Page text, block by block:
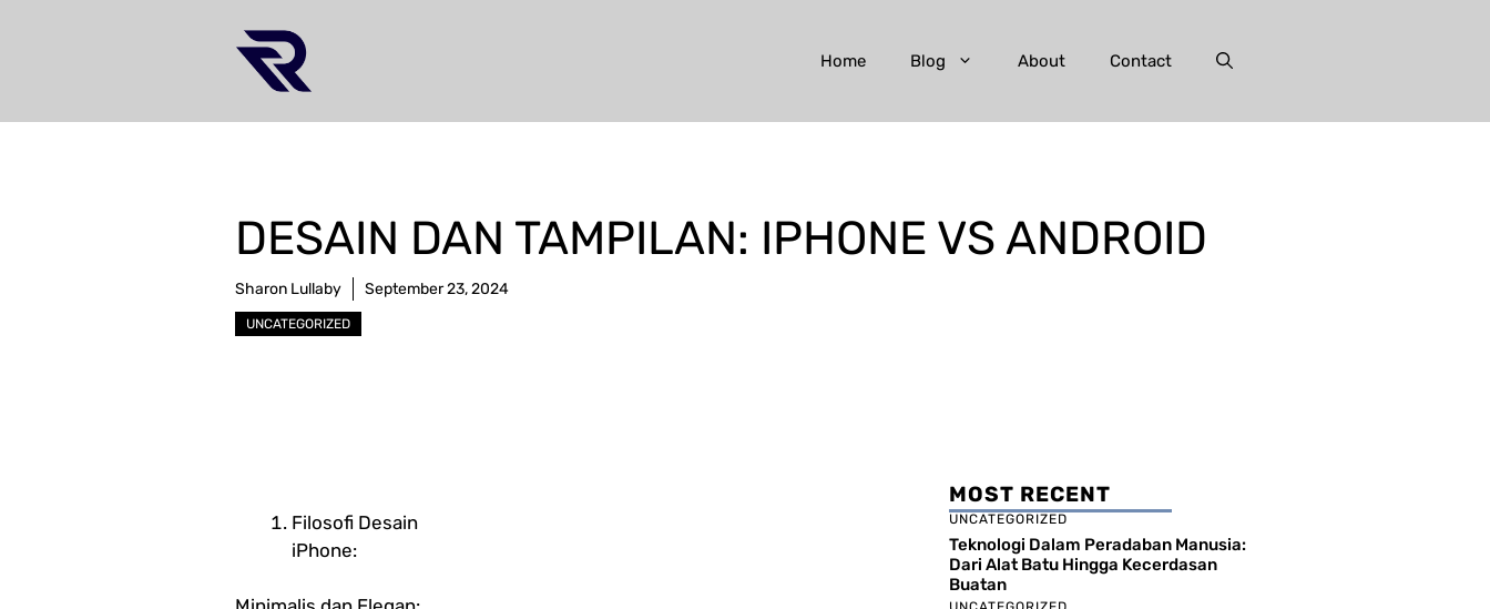
Home Blog About Contact
DESAIN DAN TAMPILAN: IPHONE VS ANDROID
Sharon Lullaby September 23, 2024
UNCATEGORIZED
Filosofi Desain
iPhone:
MOST RECENT
UNCATEGORIZED
Teknologi Dalam Peradaban Manusia:
Dari Alat Batu Hingga Kecerdasan
Buatan